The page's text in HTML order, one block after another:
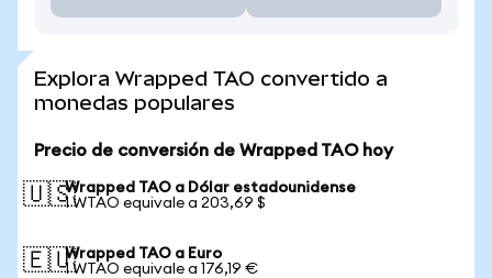
Explora Wrapped TAO convertido a
monedas populares
Precio de conversión de Wrapped TAO hoy
🇺🇸Wrapped TAO a Dólar estadounidense
1 WTAO equivale a 203,69 $
🇪🇺Wrapped TAO a Euro
1 WTAO equivale a 176,19 €